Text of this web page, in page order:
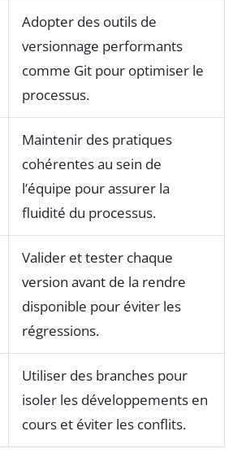
Adopter des outils de
versionnage performants
comme Git pour optimiser le
processus.
Maintenir des pratiques
cohérentes au sein de
l’équipe pour assurer la
fluidité du processus.
Valider et tester chaque
version avant de la rendre
disponible pour éviter les
régressions.
Utiliser des branches pour
isoler les développements en
cours et éviter les conflits.